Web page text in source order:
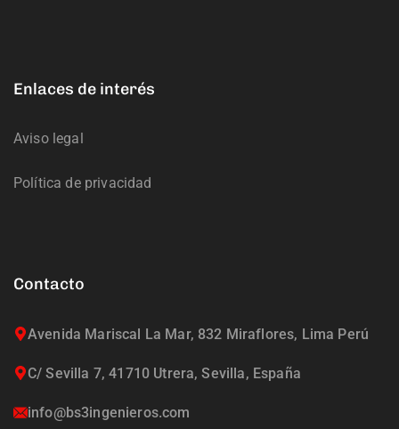
Enlaces de interés
Aviso legal
Política de privacidad
Contacto
Avenida Mariscal La Mar, 832 Miraflores, Lima Perú
C/ Sevilla 7, 41710 Utrera, Sevilla, España
info@bs3ingenieros.com